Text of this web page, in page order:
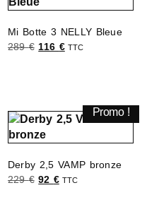
Mi Botte 3 NELLY Bleue
289€ 116 €TTC
Promo !
Derby 2,5 VAMP bronze
229€ 92 €TTC